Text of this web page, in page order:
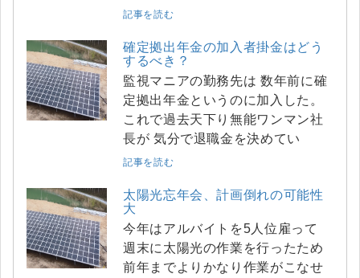
記事を読む
確定拠出年金の加入者掛金はどう
するべき？
監視マニアの勤務先は 数年前に確
定拠出年金というのに加入した。
これで過去天下り無能ワンマン社
長が 気分で退職金を決めてい
記事を読む
太陽光忘年会、計画倒れの可能性
大
今年はアルバイトを5人位雇って
週末に太陽光の作業を行ったため
前年までよりかなり作業がこなせ